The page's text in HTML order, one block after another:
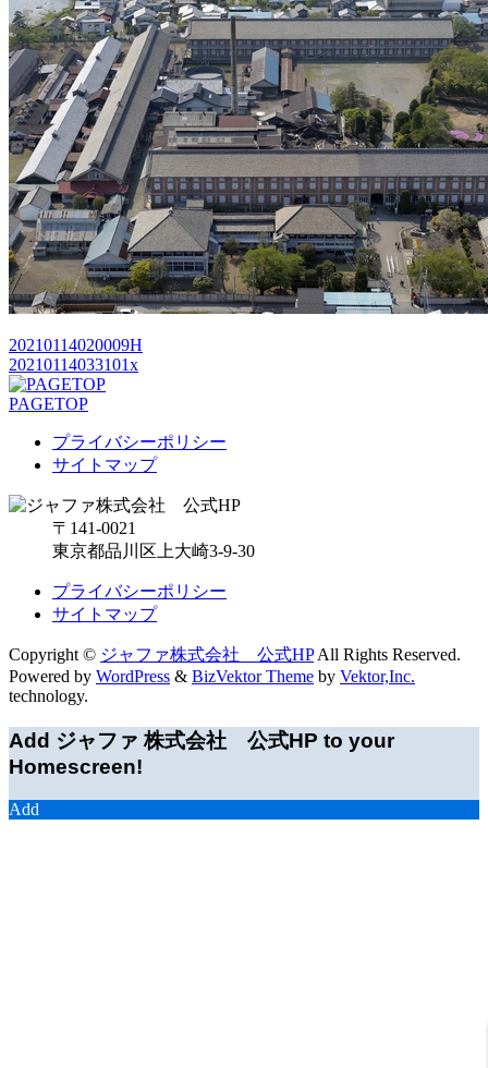
20210114020009H
20210114033101x
PAGETOP
プライバシーポリシー
サイトマップ
〒141-0021
東京都品川区上大崎3-9-30
プライバシーポリシー
サイトマップ
Copyright © ジャファ株式会社 公式HPAll Rights Reserved.
Powered by WordPress & BizVektor Theme by Vektor,Inc.
technology.
Add ジャファ 株式会社 公式HP to your
Homescreen!
Add